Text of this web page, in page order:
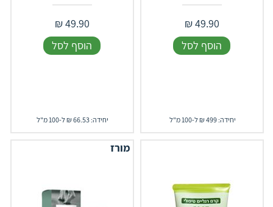
49.90
₪
הוסף לסל
יחידה: 499 ₪ ל-100 מ"ל
49.90
₪
הוסף לסל
יחידה: 66.53 ₪ ל-100 מ"ל
מורז